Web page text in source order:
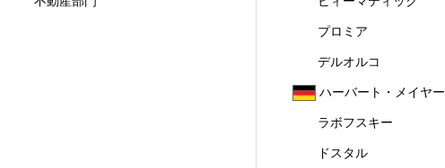
プロミア
デルオルコ
ハーバート・メイヤー
ラボフスキー
ドスタル